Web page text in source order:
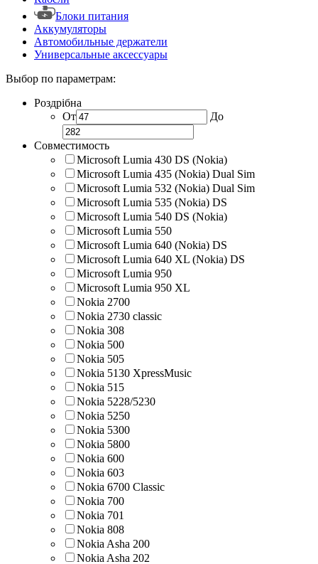
Блоки питания
Аккумуляторы
Автомобильные держатели
Универсальные аксессуары
Выбор по параметрам:
Роздрібна
От
До
Совместимость
Microsoft Lumia 430 DS (Nokia)
Microsoft Lumia 435 (Nokia) Dual Sim
Microsoft Lumia 532 (Nokia) Dual Sim
Microsoft Lumia 535 (Nokia) DS
Microsoft Lumia 540 DS (Nokia)
Microsoft Lumia 550
Microsoft Lumia 640 (Nokia) DS
Microsoft Lumia 640 XL (Nokia) DS
Microsoft Lumia 950
Microsoft Lumia 950 XL
Nokia 2700
Nokia 2730 classic
Nokia 308
Nokia 500
Nokia 505
Nokia 5130 XpressMusic
Nokia 515
Nokia 5228/5230
Nokia 5250
Nokia 5300
Nokia 5800
Nokia 600
Nokia 603
Nokia 6700 Classic
Nokia 700
Nokia 701
Nokia 808
Nokia Asha 200
Nokia Asha 202